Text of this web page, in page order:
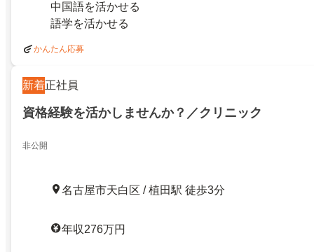
中国語を活かせる
語学を活かせる
かんたん応募
新着正社員
資格経験を活かしませんか？／クリニック
非公開
名古屋市天白区 / 植田駅 徒歩3分
年収276万円